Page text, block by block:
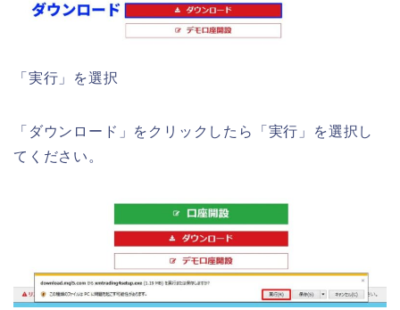
「実行」を選択
「ダウンロード」をクリックしたら「実行」を選択し
てください。